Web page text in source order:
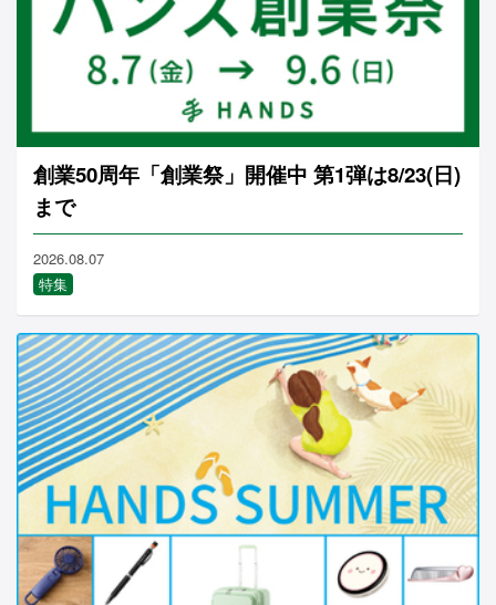
創業50周年「創業祭」開催中 第1弾は8/23(日)
まで
2026.08.07
特集